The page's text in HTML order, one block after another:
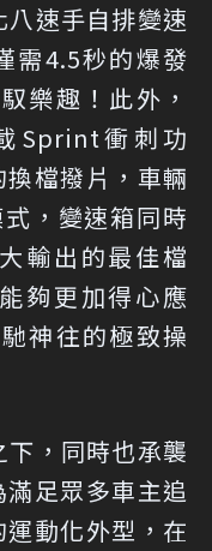
速手自排變速
需4.5秒的爆發
樂趣！此外，
Sprint衝刺功
檔撥片，車輛
，變速箱同時
輸出的最佳檔
夠更加得心應
神往的極致操
，同時也承襲
足眾多車主追
動化外型，在